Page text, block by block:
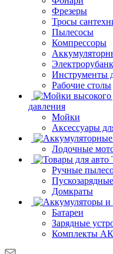
Фрезеры
Тросы
Пылесосы
Компрессоры
Инструменты
Рабочие столы
давления
Мойки
Аксессуары
Лодочные
Ручные
Домкраты
Батареи
Зарядные
Комплекты